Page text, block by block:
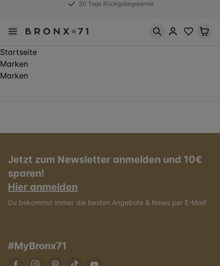
30 Tage Rückgabegarantie
Startseite
Marken
Marken
Jetzt zum Newsletter anmelden und 10€
sparen!
Hier anmelden
Du bekommst immer die besten Angebote & News per E-Mail!
#MyBronx71